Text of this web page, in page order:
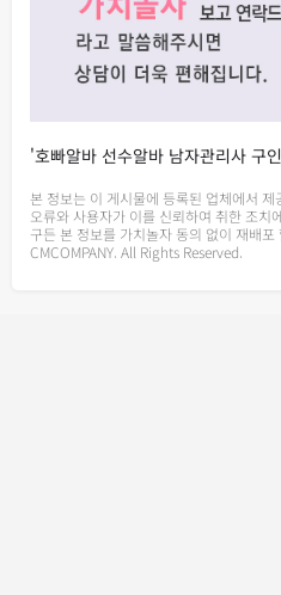
'호빠알바 선수알바 남자관리사 구
본 정보는 이 게시물에 등록된 업체에서
오류와 사용자가 이를 신뢰하여 취한 조치
구든 본 정보를 가치놀자 동의 없이 재배
CMCOMPANY. All Rights Reserved.